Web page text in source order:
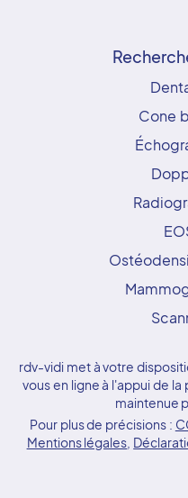
Cone
rdv-vidi met à votre
vous en ligne à l'appui de
maintenue
Pour plus de précisions :
Mentions légales